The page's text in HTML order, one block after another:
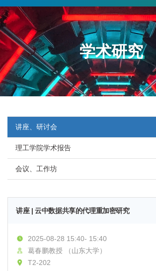
学术研究
讲座、研讨会
理工学院学术报告
会议、工作坊
讲座 | 云中数据共享的代理重加密研究
2025-08-28 15:40- 15:40
葛春鹏教授 （山东大学）
T2-202